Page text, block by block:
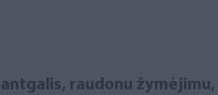
raudonu žymėjimu,